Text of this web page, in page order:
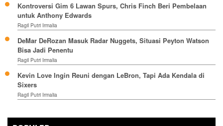
Kontroversi Gim 6 Lawan Spurs, Chris Finch Beri Pembelaan
untuk Anthony Edwards
Ragil Putri Irmalia
DeMar DeRozan Masuk Radar Nuggets, Situasi Peyton Watson
Bisa Jadi Penentu
Ragil Putri Irmalia
Kevin Love Ingin Reuni dengan LeBron, Tapi Ada Kendala di
Sixers
Ragil Putri Irmalia